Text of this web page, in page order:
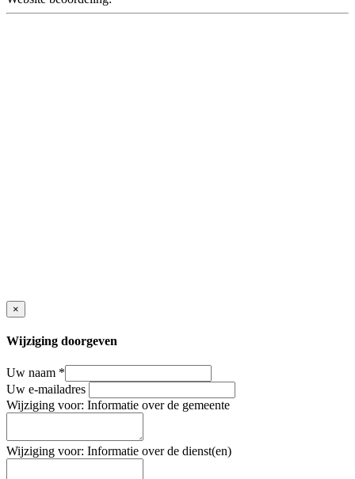
×
Wijziging doorgeven
Uw naam *
Uw e-mailadres
Wijziging voor: Informatie over de gemeente
Wijziging voor: Informatie over de dienst(en)